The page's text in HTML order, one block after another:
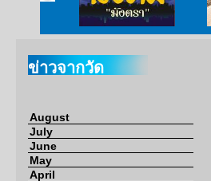
สังคมมังตรา
ข่าวจากวัด
August
July
June
May
April